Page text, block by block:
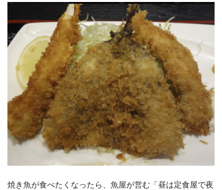
焼き魚が食べたくなったら、魚屋が営む「昼は定食屋で夜